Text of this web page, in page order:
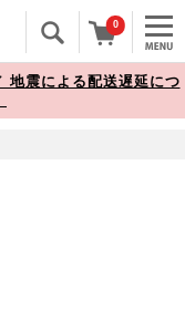
0
震による配送遅延につ